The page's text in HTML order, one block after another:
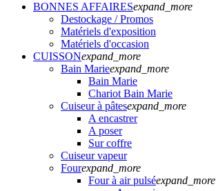
BONNES AFFAIRESexpand_more
Destockage / Promos
Matériels d'exposition
Matériels d'occasion
CUISSONexpand_more
Bain Marieexpand_more
Bain Marie
Chariot Bain Marie
Cuiseur à pâtesexpand_more
A encastrer
A poser
Sur coffre
Cuiseur vapeur
Fourexpand_more
Four à air pulséexpand_more